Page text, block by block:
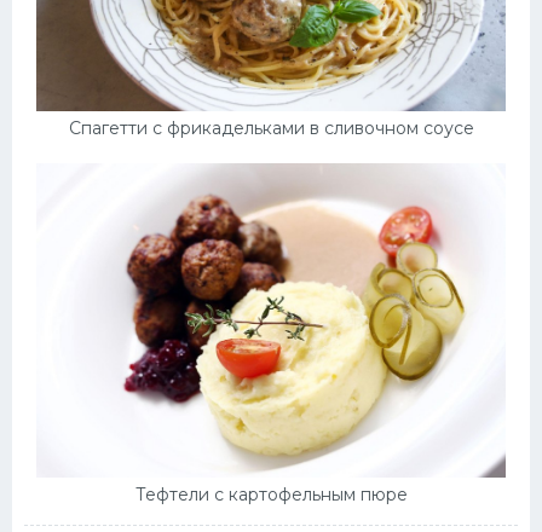
Спагетти с фрикадельками в сливочном соусе
Тефтели с картофельным пюре